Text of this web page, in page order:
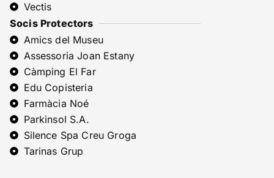
Vectis
Socis Protectors
Amics del Museu
Assessoria Joan Estany
Càmping El Far
Edu Copisteria
Farmàcia Noé
Parkinsol S.A.
Silence Spa Creu Groga
Tarinas Grup